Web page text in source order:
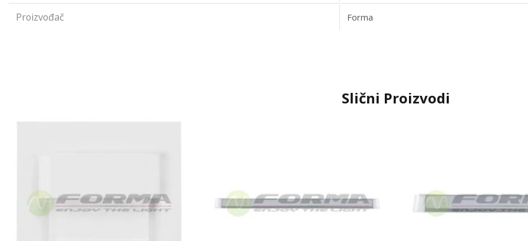
Proizvođač Forma
Slični Proizvodi